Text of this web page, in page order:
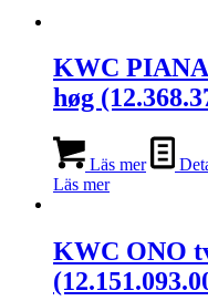
KWC
høg
Läs mer
Läs mer
KWC ONO